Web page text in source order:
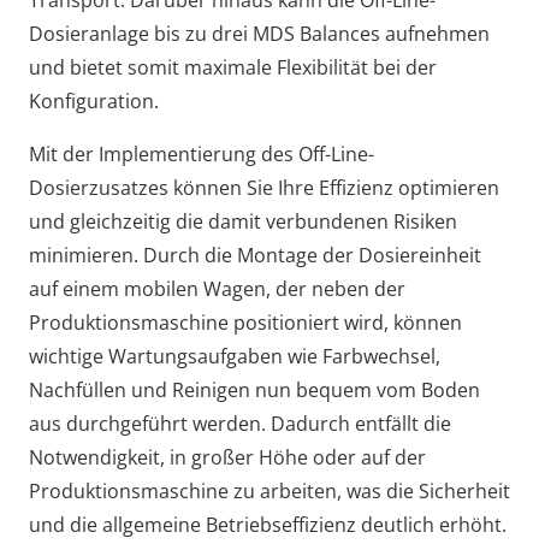
Dosieranlage bis zu drei MDS Balances aufnehmen
und bietet somit maximale Flexibilität bei der
Konfiguration.
Mit der Implementierung des Off-Line-
Dosierzusatzes können Sie Ihre Effizienz optimieren
und gleichzeitig die damit verbundenen Risiken
minimieren. Durch die Montage der Dosiereinheit
auf einem mobilen Wagen, der neben der
Produktionsmaschine positioniert wird, können
wichtige Wartungsaufgaben wie Farbwechsel,
Nachfüllen und Reinigen nun bequem vom Boden
aus durchgeführt werden. Dadurch entfällt die
Notwendigkeit, in großer Höhe oder auf der
Produktionsmaschine zu arbeiten, was die Sicherheit
und die allgemeine Betriebseffizienz deutlich erhöht.